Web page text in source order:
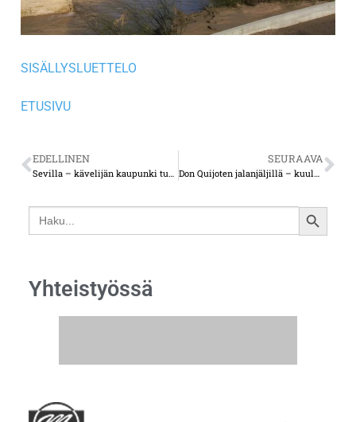
SISÄLLYSLUETTELO
ETUSIVU
EDELLINEN
Sevilla – kävelijän kaupunki tunnetaan hullujen rakentamasta kirkosta
SEURAAVA
Don Quijoten jalanjäljillä – kuuluisat tuulimyllyt ovat yhä olemassa
Search
for:
SEARCH
Yhteistyössä